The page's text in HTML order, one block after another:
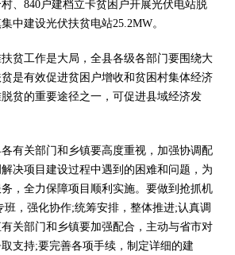
、840户建档立卡贫困户开展光伏电站脱
中建设光伏扶贫电站25.2MW。
贫工作是大局，全县各级各部门要围绕大
是有效促进贫困户增收和贫困村集体经济
贫的重要途径之一，可促进县域经济发
有关部门和乡镇要高度重视，加强协调配
决项目建设过程中遇到的困难和问题，为
，全力保障项目顺利实施。要做到抢抓机
班，强化协作;统筹安排，整体推进;认真调
关部门和乡镇要加强配合，主动与省市对
支持;要完善各项手续，制定详细的建